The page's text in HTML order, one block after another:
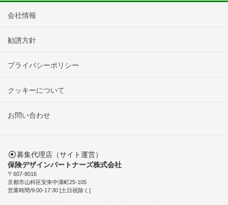
会社情報
勧誘方針
プライバシーポリシー
クッキーについて
お問い合わせ
募集代理店（サイト運営）
保険デザインパートナーズ株式会社
〒607-8016
京都市山科区安朱中溝町25-105
営業時間/9:00-17:30 [土日祝除く]